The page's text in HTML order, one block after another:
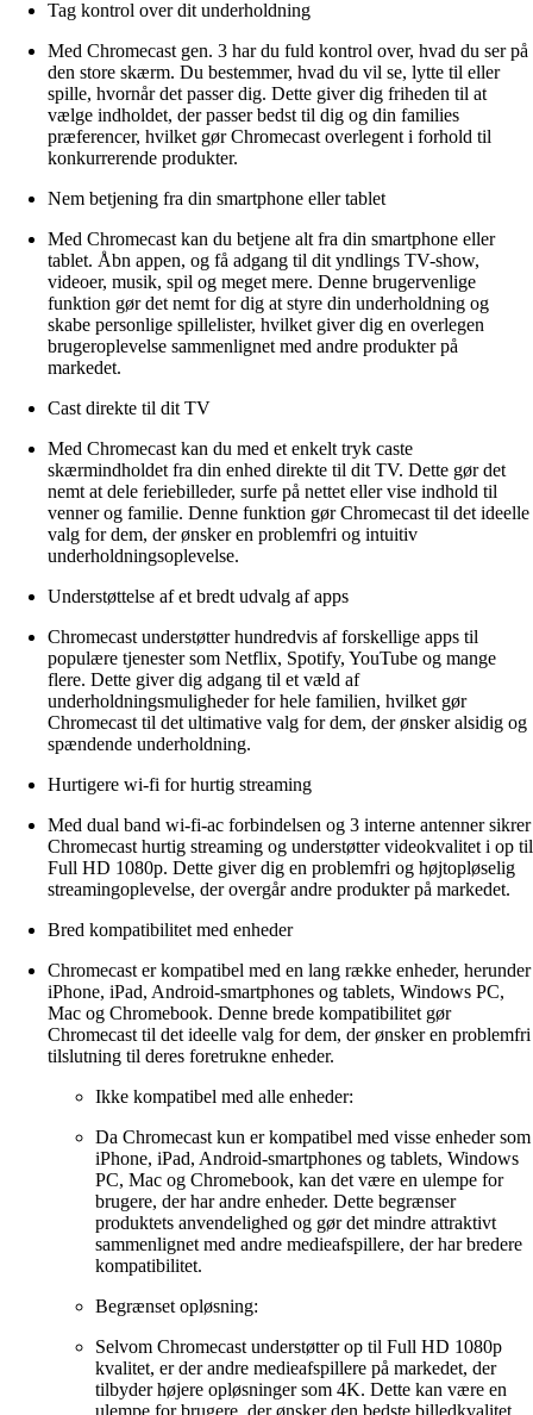
Tag kontrol over dit underholdning
Med Chromecast gen. 3 har du fuld kontrol over, hvad du ser på
den store skærm. Du bestemmer, hvad du vil se, lytte til eller
spille, hvornår det passer dig. Dette giver dig friheden til at
vælge indholdet, der passer bedst til dig og din families
præferencer, hvilket gør Chromecast overlegent i forhold til
konkurrerende produkter.
Nem betjening fra din smartphone eller tablet
Med Chromecast kan du betjene alt fra din smartphone eller
tablet. Åbn appen, og få adgang til dit yndlings TV-show,
videoer, musik, spil og meget mere. Denne brugervenlige
funktion gør det nemt for dig at styre din underholdning og
skabe personlige spillelister, hvilket giver dig en overlegen
brugeroplevelse sammenlignet med andre produkter på
markedet.
Cast direkte til dit TV
Med Chromecast kan du med et enkelt tryk caste
skærmindholdet fra din enhed direkte til dit TV. Dette gør det
nemt at dele feriebilleder, surfe på nettet eller vise indhold til
venner og familie. Denne funktion gør Chromecast til det ideelle
valg for dem, der ønsker en problemfri og intuitiv
underholdningsoplevelse.
Understøttelse af et bredt udvalg af apps
Chromecast understøtter hundredvis af forskellige apps til
populære tjenester som Netflix, Spotify, YouTube og mange
flere. Dette giver dig adgang til et væld af
underholdningsmuligheder for hele familien, hvilket gør
Chromecast til det ultimative valg for dem, der ønsker alsidig og
spændende underholdning.
Hurtigere wi-fi for hurtig streaming
Med dual band wi-fi-ac forbindelsen og 3 interne antenner sikrer
Chromecast hurtig streaming og understøtter videokvalitet i op til
Full HD 1080p. Dette giver dig en problemfri og højtopløselig
streamingoplevelse, der overgår andre produkter på markedet.
Bred kompatibilitet med enheder
Chromecast er kompatibel med en lang række enheder, herunder
iPhone, iPad, Android-smartphones og tablets, Windows PC,
Mac og Chromebook. Denne brede kompatibilitet gør
Chromecast til det ideelle valg for dem, der ønsker en problemfri
tilslutning til deres foretrukne enheder.
Ikke kompatibel med alle enheder:
Da Chromecast kun er kompatibel med visse enheder som
iPhone, iPad, Android-smartphones og tablets, Windows
PC, Mac og Chromebook, kan det være en ulempe for
brugere, der har andre enheder. Dette begrænser
produktets anvendelighed og gør det mindre attraktivt
sammenlignet med andre medieafspillere, der har bredere
kompatibilitet.
Begrænset opløsning:
Selvom Chromecast understøtter op til Full HD 1080p
kvalitet, er der andre medieafspillere på markedet, der
tilbyder højere opløsninger som 4K. Dette kan være en
ulempe for brugere, der ønsker den bedste billedkvalitet